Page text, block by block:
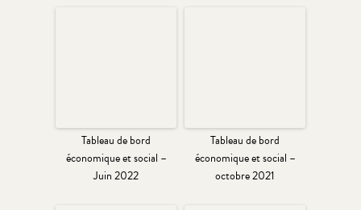
Tableau de bord
économique et social –
Juin 2022
Tableau de bord
économique et social –
octobre 2021